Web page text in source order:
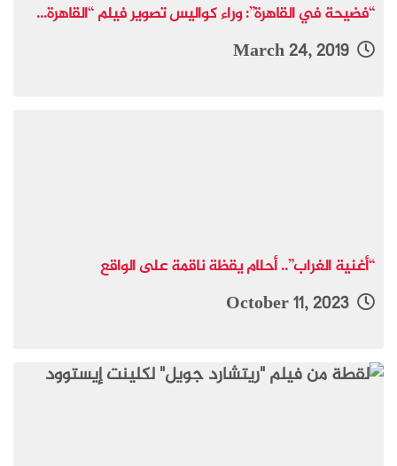
“فضيحة في القاهرة”: وراء كواليس تصوير فيلم “القاهرة...
March 24, 2019
“أغنية الغراب”.. أحلام يقظة ناقمة على الواقع
October 11, 2023